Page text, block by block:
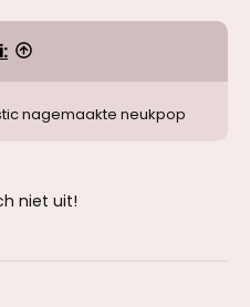
nagemaakte neukpop
niet uit!